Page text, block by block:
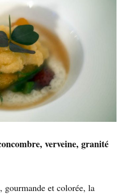
verveine, granité
gourmande et colorée, la